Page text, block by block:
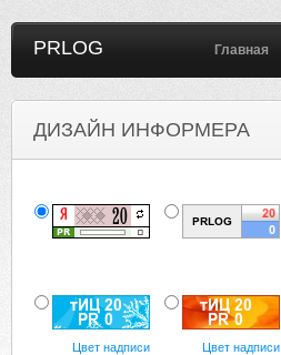
PRLOG Главная
ДИЗАЙН ИНФОРМЕРА
Цвет надписи Цвет надписи